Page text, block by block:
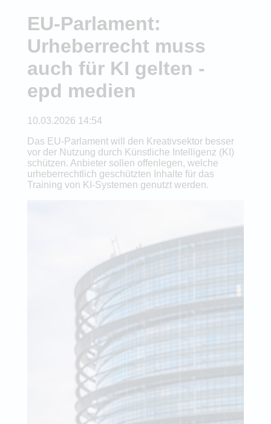
EU-Parlament:
Urheberrecht muss
auch für KI gelten -
epd medien
10.03.2026 14:54
Das EU-Parlament will den Kreativsektor besser
vor der Nutzung durch Künstliche Intelligenz (KI)
schützen. Anbieter sollen offenlegen, welche
urheberrechtlich geschützten Inhalte für das
Training von KI-Systemen genutzt werden.